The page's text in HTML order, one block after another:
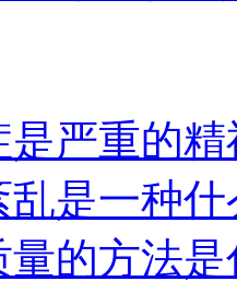
严重的
是一种
量的方法